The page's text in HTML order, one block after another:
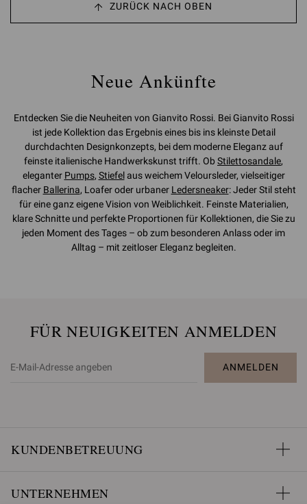
ZURÜCK NACH OBEN
Neue Ankünfte
Entdecken Sie die Neuheiten von Gianvito Rossi. Bei Gianvito Rossi
ist jede Kollektion das Ergebnis eines bis ins kleinste Detail
durchdachten Designkonzepts, bei dem moderne Eleganz auf
feinste italienische Handwerkskunst trifft. ObStilettosandale,
eleganter Pumps, Stiefelaus weichem Veloursleder, vielseitiger
flacher Ballerina, Loafer oder urbaner Ledersneaker: Jeder Stil steht
für eine ganz eigene Vision von Weiblichkeit. Feinste Materialien,
klare Schnitte und perfekte Proportionen für Kollektionen, die Sie zu
jeden Moment des Tages – ob zum besonderen Anlass oder im
Alltag – mit zeitloser Eleganz begleiten.
FÜR NEUIGKEITEN ANMELDEN
ANMELDEN
KUNDENBETREUUNG
UNTERNEHMEN